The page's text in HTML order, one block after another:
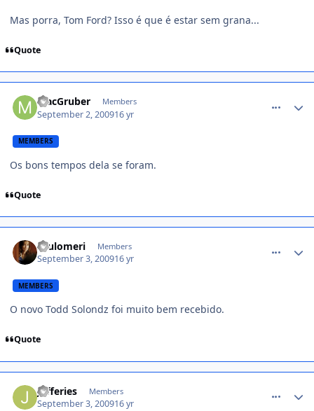
Mas porra, Tom Ford? Isso é que é estar sem grana...
Quote
MacGruber Members
September 2, 200916 yr
MEMBERS
Os bons tempos dela se foram.
Quote
saulomeri Members
September 3, 200916 yr
MEMBERS
O novo Todd Solondz foi muito bem recebido.
Quote
Jefferies Members
September 3, 200916 yr